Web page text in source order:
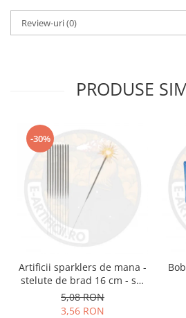
Review-uri(0)
PRODUSE
-30%
Artificii sparklers de mana -
stelute de brad 16 cm - set
10 buc
5,08 RON
3,56 RON